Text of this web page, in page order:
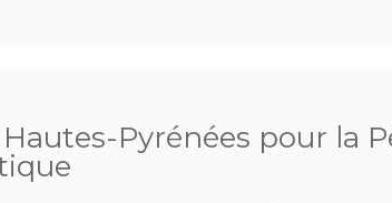
Pyrénées pour la